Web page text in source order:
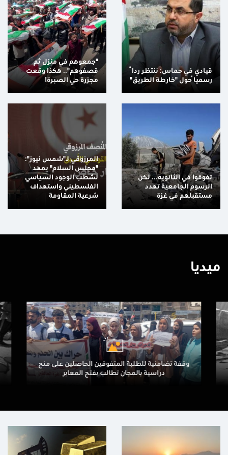
قيادي في حماس: ننتظر رداً
رسمياً حول "خارطة الطريق"
"جمعوهم في منزل ثم
قصفوهم".. هكذا وقعت
مجزرة حي الصبرة!
تفوقوا في الثانوية... لكن
الرسوم الجامعية تهدد
مستقبلهم في غزة
المرزوقي لـ"شمس نيوز":
"مجلس السلام" يمهد
لشطب الوجود السياسي
الفلسطيني واستهداف
شرعية المقاومة
ميديا
وقفة تضامنية للطلبة المتفوقين الحاصلين على منح
دراسية بالمجان تطالب بفتح المعابر